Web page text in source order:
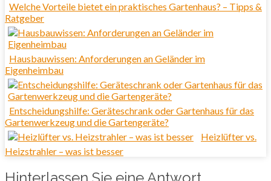
Welche Vorteile bietet ein praktisches Gartenhaus? – Tipps &
Ratgeber
Hausbauwissen: Anforderungen an Geländer im
Eigenheimbau
Entscheidungshilfe: Geräteschrank oder Gartenhaus für das
Gartenwerkzeug und die Gartengeräte?
Heizlüfter vs.
Heizstrahler – was ist besser